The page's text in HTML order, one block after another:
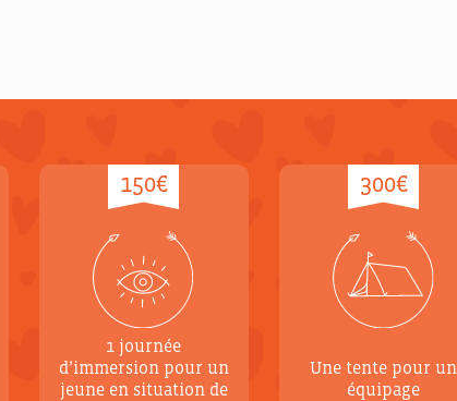
150€
1 journée
d’immersion pour un
jeune en situation de
300€
Une tente pour un
équipage